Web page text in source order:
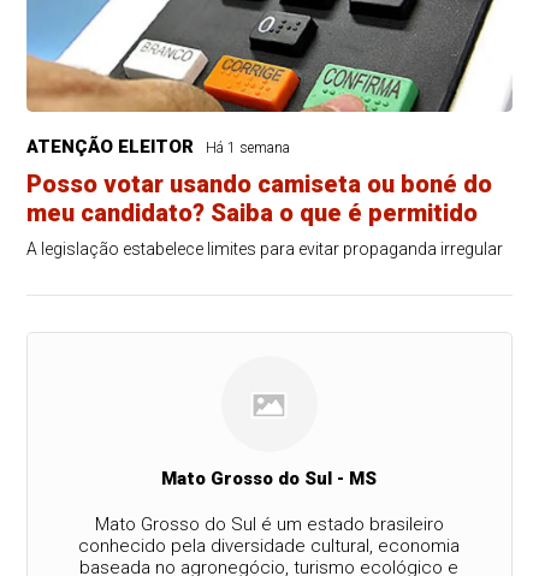
ATENÇÃO ELEITOR Há 1 semana
Posso votar usando camiseta ou boné do
meu candidato? Saiba o que é permitido
A legislação estabelece limites para evitar propaganda irregular
Mato Grosso do Sul - MS
Mato Grosso do Sul é um estado brasileiro
conhecido pela diversidade cultural, economia
baseada no agronegócio, turismo ecológico e